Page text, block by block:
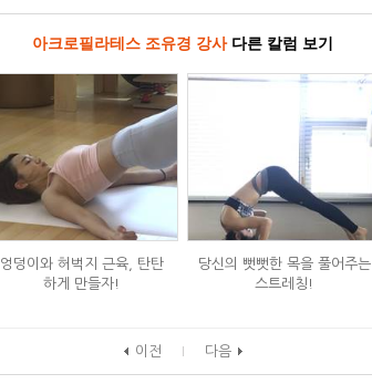
아크로필라테스 조유경 강사 다른 칼럼 보기
엉덩이와 허벅지 근육, 탄탄
하게 만들자!
당신의 뻣뻣한 목을 풀어주는
스트레칭!
이전 다음